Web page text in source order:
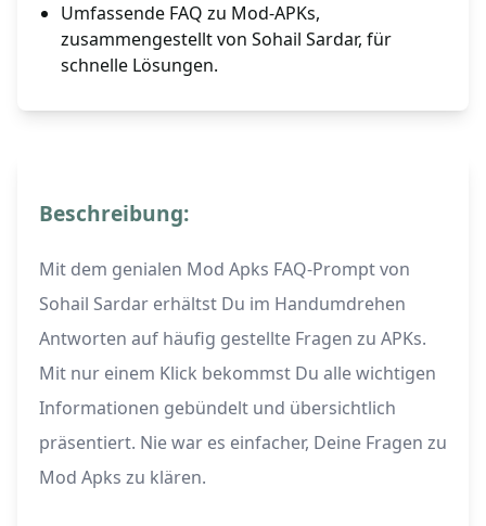
Umfassende FAQ zu Mod-APKs,
zusammengestellt von Sohail Sardar, für
schnelle Lösungen.
Beschreibung:
Mit dem genialen Mod Apks FAQ-Prompt von
Sohail Sardar erhältst Du im Handumdrehen
Antworten auf häufig gestellte Fragen zu APKs.
Mit nur einem Klick bekommst Du alle wichtigen
Informationen gebündelt und übersichtlich
präsentiert. Nie war es einfacher, Deine Fragen zu
Mod Apks zu klären.